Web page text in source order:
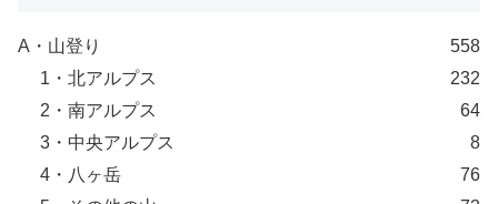
A・山登り
558
1・北アルプス
232
2・南アルプス
64
3・中央アルプス
8
4・八ヶ岳
76